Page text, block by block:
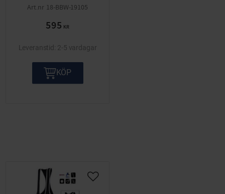
18-BBW-19105
595 KR
2-5 vardagar
KÖP
Lägg till i önskelista